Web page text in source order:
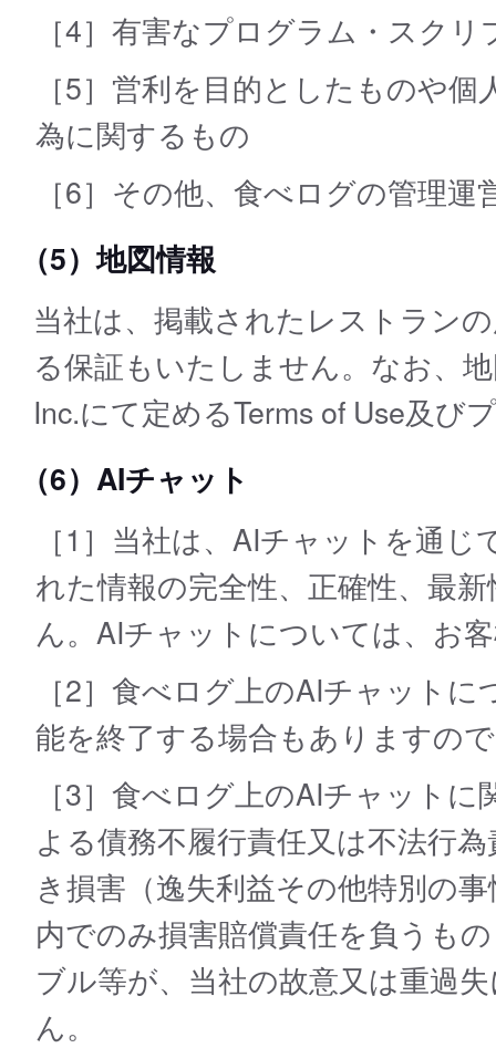
［4］有害なプログラム・スク
［5］営利を目的としたものや
為に関するもの
［6］その他、食べログの管理
（5）地図情報
当社は、掲載されたレストラン
る保証もいたしません。なお、
Inc.にて定めるTerms of Use及び
（6）AIチャット
［1］当社は、AIチャットを通
れた情報の完全性、正確性、最
ん。AIチャットについては、お
［2］食べログ上のAIチャット
能を終了する場合もありますの
［3］食べログ上のAIチャット
よる債務不履行責任又は不法行
き損害（逸失利益その他特別の
内でのみ損害賠償責任を負うも
ブル等が、当社の故意又は重過
ん。